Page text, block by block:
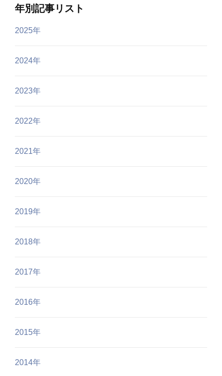
年別記事リスト
2025年
2024年
2023年
2022年
2021年
2020年
2019年
2018年
2017年
2016年
2015年
2014年